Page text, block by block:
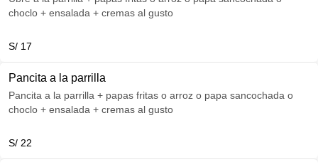
choclo + ensalada + cremas al gusto
S/ 17
Pancita a la parrilla
Pancita a la parrilla + papas fritas o arroz o papa sancochada o
choclo + ensalada + cremas al gusto
S/ 22